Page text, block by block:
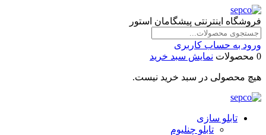
فروشگاه اینترنتی پیشگامان استور
ورود به حساب کاربری
0 محصولات
نمایش سبد خرید
هیچ محصولی در سبد خرید نیست.
تابلو سازی
تابلو چنلیوم